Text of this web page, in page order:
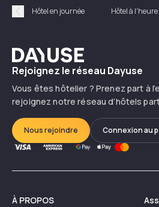
Précédent
Hôtel en journée Hôtel à l'heure
Dayuse
Rejoignez le réseau Dayuse
Vous êtes hôtelier ? Prenez part à
rejoignez notre réseau d’hôtels
Nous rejoindre Connexion au
À PROPOS